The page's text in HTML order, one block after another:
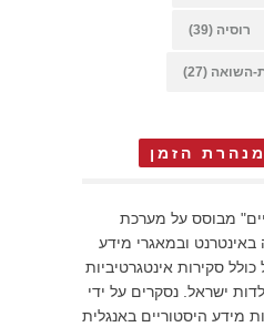
רוסיה (39)
השואה (27)
הזמן
מבוסס על מערכת
ובמאגרי מידע
סקירות אינטגרטיביות
ישראל. נסקרים על ידי
מידע היסטוריים באנגלית